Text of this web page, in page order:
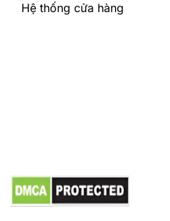
Hệ thống cửa hàng